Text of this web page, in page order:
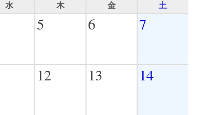
水 木 金 土
5 6 7
12 13 14